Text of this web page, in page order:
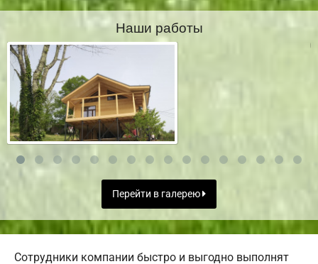
Наши работы
Перейти в галерею
Сотрудники компании быстро и выгодно выполнят